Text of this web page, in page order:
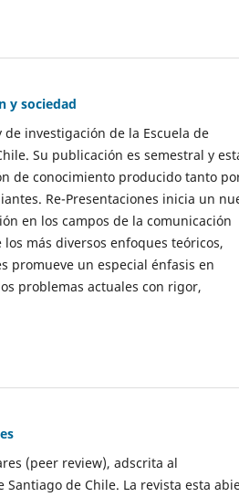
y sociedad
investigación de la Escuela de
Su publicación es semestral y
de conocimiento producido tanto
Re-Presentaciones inicia un
en los campos de la comunicación
más diversos enfoques teóricos,
promueve un especial énfasis en
problemas actuales con rigor,
(peer review), adscrita al
de Chile. La revista esta